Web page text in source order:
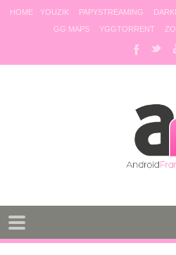
HOME YOUZIK PAPYSTREAMING
GG MAPS
YGGTORRENT